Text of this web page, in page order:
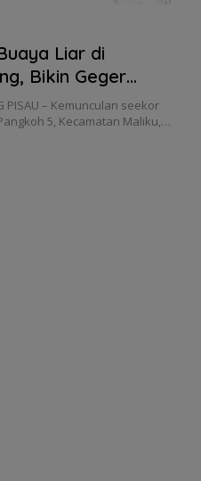
Liar di
Bikin Geger
PISAU – Kemunculan seekor
5, Kecamatan Maliku,…